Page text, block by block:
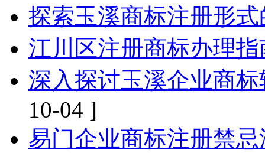
探索玉溪商标注册形
江川区注册商标办理指
深入探讨玉溪企业商
10-04 ]
易门企业商标注册禁